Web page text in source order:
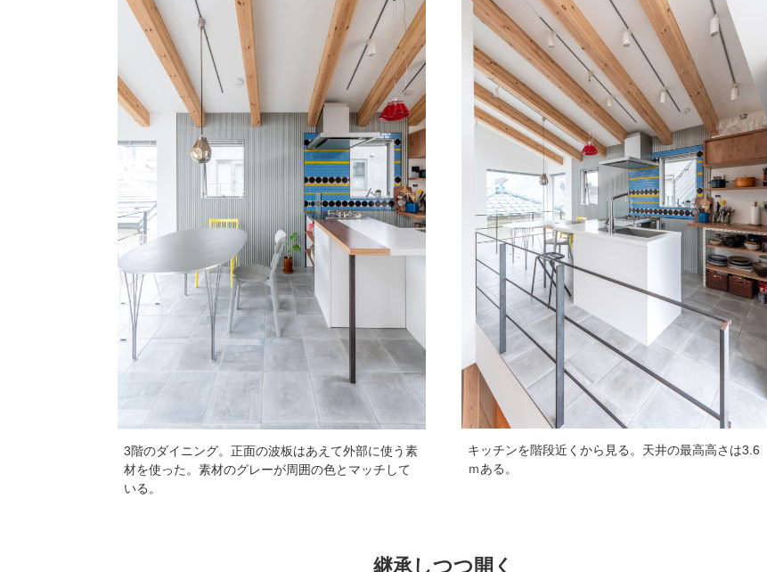
3階のダイニング。正面の波板はあえて外部に使う素
材を使った。素材のグレーが周囲の色とマッチして
いる。
キッチンを階段近くから見る。天井の最高高さは3.6
ｍある。
継承しつつ開く